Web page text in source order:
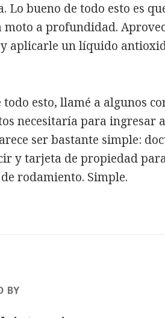
Lo bueno de todo esto es
a profundidad.
aplicarle un líquido
todo esto, llamé a algunos
necesitaría para ingresar
ser bastante simple:
y tarjeta de propiedad
rodamiento. Simple.
BY